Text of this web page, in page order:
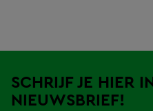
SCHRIJF JE HIER
NIEUWSBRIEF!